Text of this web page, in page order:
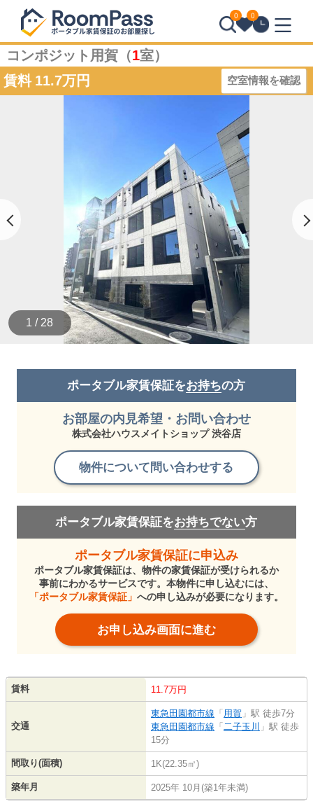
0 0
コンポジット用賀（1室）
賃料 11.7万円 空室情報を確認
1 / 28
ポータブル家賃保証をお持ちの方
お部屋の内見希望・お問い合わせ
株式会社ハウスメイトショップ 渋谷店
物件について問い合わせする
ポータブル家賃保証をお持ちでない方
ポータブル家賃保証に申込み
ポータブル家賃保証は、物件の家賃保証が受けられるか
事前にわかるサービスです。本物件に申し込むには、
「ポータブル家賃保証」 への申し込みが必要になります。
お申し込み画面に進む
賃料 11.7万円
交通
東急田園都市線 「用賀 」駅 徒歩7分
東急田園都市線 「 二子玉川 」駅 徒歩
15分
間取り(面積) 1K(22.35㎡)
築年月 2025年 10月(築1年未満)